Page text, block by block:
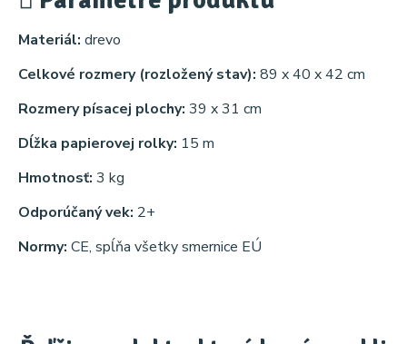
Materiál: drevo
Celkové rozmery (rozložený stav): 89 x 40 x 42 cm
Rozmery písacej plochy: 39 x 31 cm
Dĺžka papierovej rolky: 15 m
Hmotnosť: 3 kg
Odporúčaný vek: 2+
Normy: CE, spĺňa všetky smernice EÚ